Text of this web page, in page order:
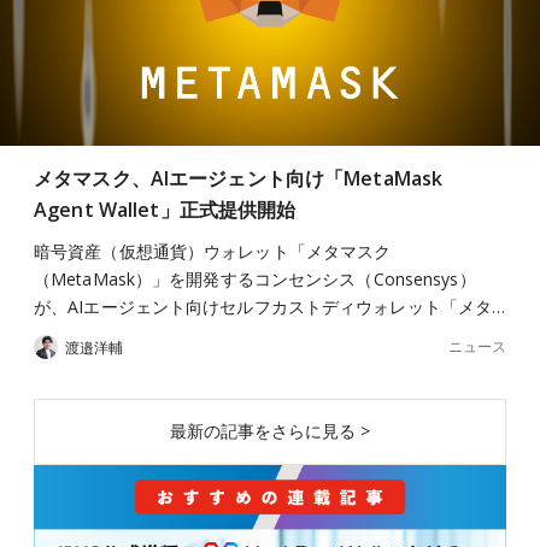
メタマスク、AIエージェント向け「MetaMask
Agent Wallet」正式提供開始
暗号資産（仮想通貨）ウォレット「メタマスク
（MetaMask）」を開発するコンセンシス（Consensys）
が、AIエージェント向けセルフカストディウォレット「メタ…
渡邉洋輔 ニュース
最新の記事をさらに見る >